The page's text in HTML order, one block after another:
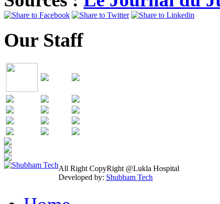
Our Staff
All Right CopyRight @Lukla Hospital
Developed by: Shubham Tech